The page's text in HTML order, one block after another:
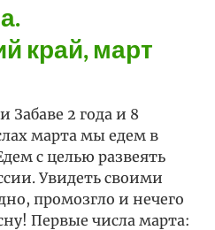
край, март
2 года и 8
марта мы едем в
с целью развеять
Увидеть своими
промозгло и нечего
Первые числа марта: